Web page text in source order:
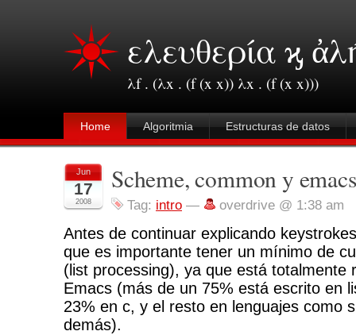
ελευθερία ϗ
λf . (λx . (f (x x)) λx . (f (x x)))
Home Algoritmia Estructuras de datos
Jun
17
2008
Scheme, common y
Tag: intro — overdrive @ 1:38 am
Antes de continuar explicando
que es importante tener un mínimo de
(list processing), ya que está totalmente
Emacs (más de un 75% está escrito en
23% en c, y el resto en lenguajes como
demás).